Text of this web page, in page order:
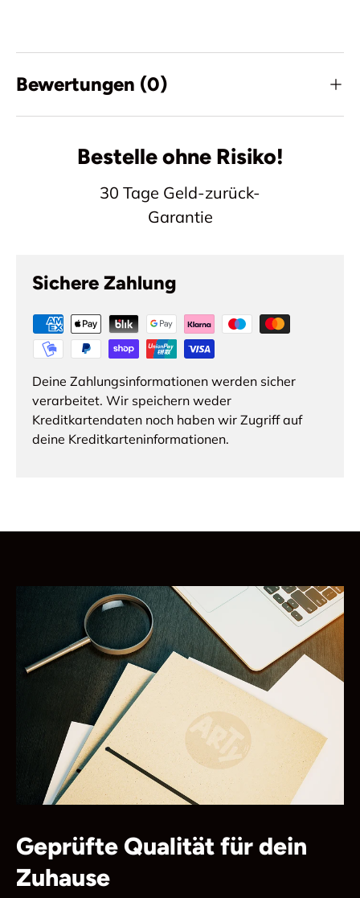
Bewertungen (0)
Bestelle ohne Risiko!
30 Tage Geld-zurück-
Garantie
Sichere Zahlung
Deine Zahlungsinformationen werden sicher
verarbeitet. Wir speichern weder
Kreditkartendaten noch haben wir Zugriff auf
deine Kreditkarteninformationen.
Geprüfte Qualität für dein
Zuhause